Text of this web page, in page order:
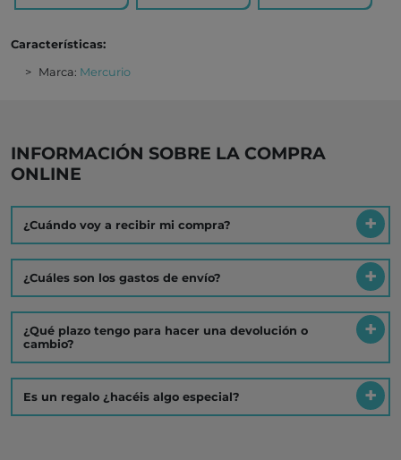
Características:
Marca: Mercurio
INFORMACIÓN SOBRE LA COMPRA
ONLINE
¿Cuándo voy a recibir mi compra?
¿Cuáles son los gastos de envío?
¿Qué plazo tengo para hacer una devolución o
cambio?
Es un regalo ¿hacéis algo especial?